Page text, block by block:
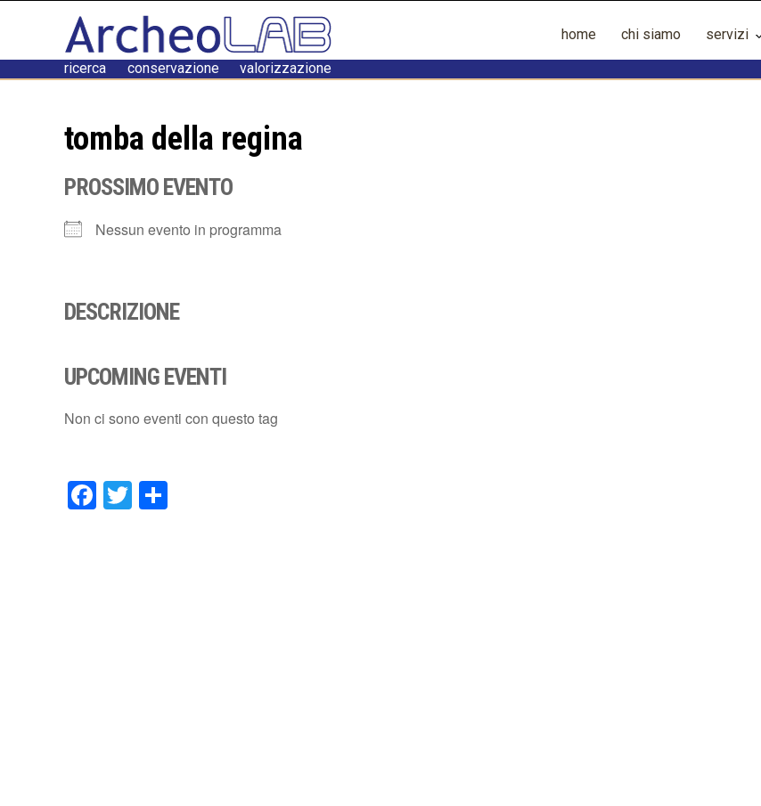
ricerca conservazione valorizzazione
home chi siamo servizi
tomba della regina
PROSSIMO EVENTO
Nessun evento in programma
DESCRIZIONE
UPCOMING EVENTI
Non ci sono eventi con questo tag
Facebook
Twitter